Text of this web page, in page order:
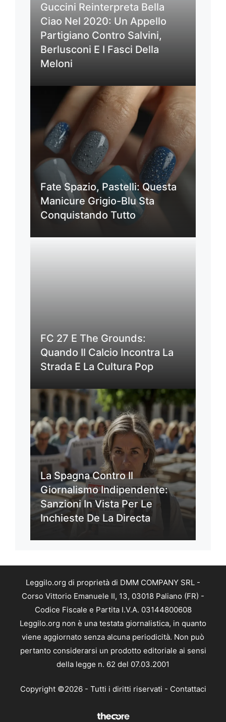
Guccini Reinterpreta Bella
Ciao Nel 2020: Un Appello
Partigiano Contro Salvini,
Berlusconi E I Fasci Della
Meloni
Fate Spazio, Pastelli: Questa
Manicure Grigio-Blu Sta
Conquistando Tutto
FC 27 E The Grounds:
Quando Il Calcio Incontra La
Strada E La Cultura Pop
La Spagna Contro Il
Giornalismo Indipendente:
Sanzioni In Vista Per Le
Inchieste De La Directa
Leggilo.org di proprietà di DMM COMPANY SRL -
Corso Vittorio Emanuele II, 13, 03018 Paliano (FR) -
Codice Fiscale e Partita I.V.A. 03144800608
Leggilo.org non è una testata giornalistica, in quanto
viene aggiornato senza alcuna periodicità. Non può
pertanto considerarsi un prodotto editoriale ai sensi
della legge n. 62 del 07.03.2001
Copyright ©2026 - Tutti i diritti riservati - Contattaci